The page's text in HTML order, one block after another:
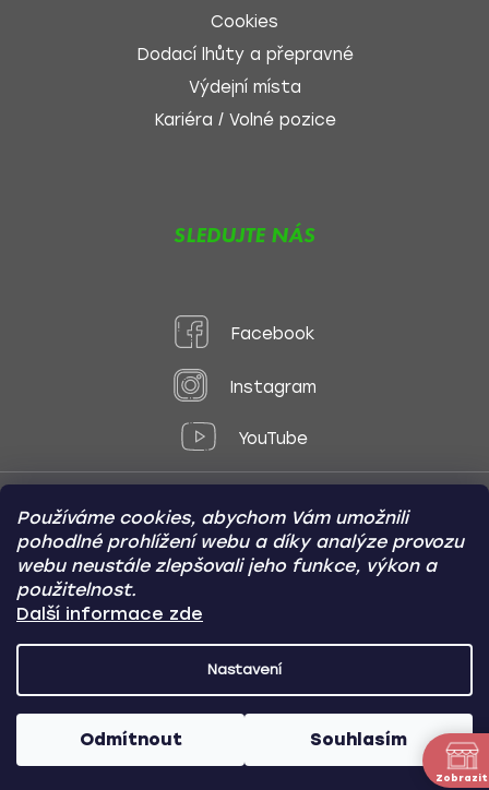
Používáme cookies, abychom Vám umožnili
pohodlné prohlížení webu a díky analýze provozu
webu neustále zlepšovali jeho funkce, výkon a
použitelnost.
Další informace zde
Nastavení
Odmítnout Souhlasím
Cookies
Dodací lhůty a přepravné
Výdejní místa
Kariéra / Volné pozice
SLEDUJTE NÁS
Facebook
Instagram
YouTube
Způsoby platby:
Online
Převod
Dobírka
Copyright (c) 2012 -2026 CARVIN AUTODOPLŇKY- Všechna
Nakódoval Pavel Kuneš
Zobrazit